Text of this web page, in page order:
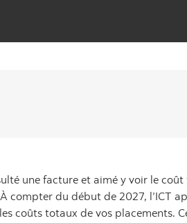
une facture et aimé y voir le
compter du début de 2027, l’ICT
coûts totaux de vos placements.